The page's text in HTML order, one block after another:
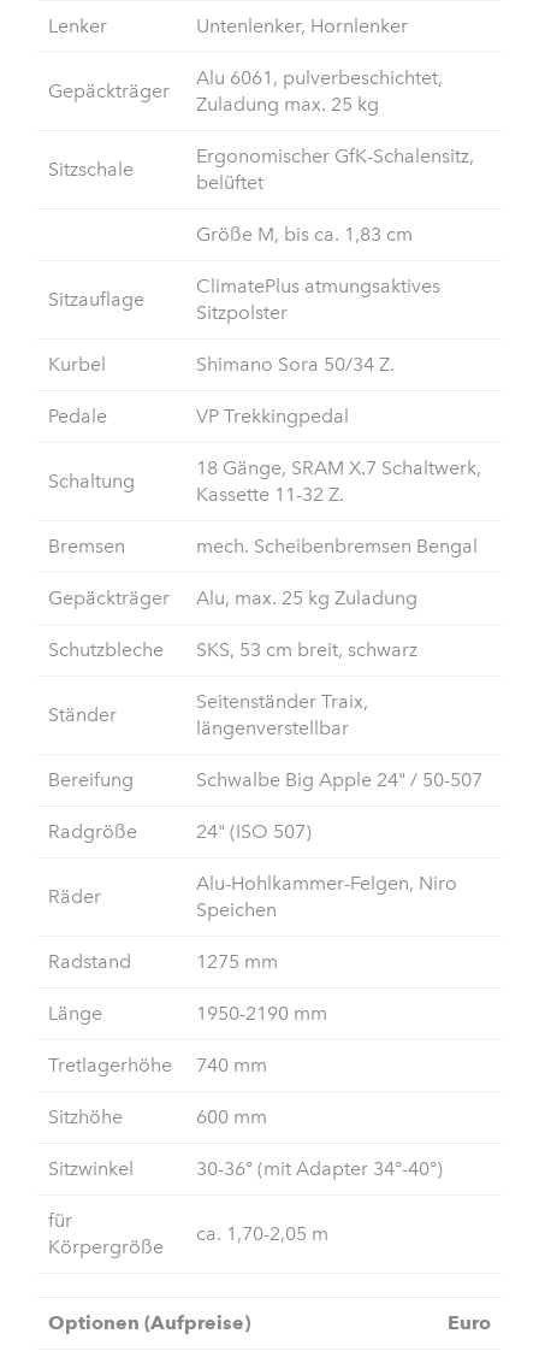
Lenker Untenlenker, Hornlenker
Gepäckträger
Alu 6061, pulverbeschichtet,
Zuladung max. 25 kg
Sitzschale
Ergonomischer GfK-Schalensitz,
belüftet
Größe M, bis ca. 1,83 cm
Sitzauflage
ClimatePlus atmungsaktives
Sitzpolster
Kurbel Shimano Sora 50/34 Z.
Pedale VP Trekkingpedal
Schaltung
18 Gänge, SRAM X.7 Schaltwerk,
Kassette 11-32 Z.
Bremsen mech. Scheibenbremsen Bengal
Gepäckträger Alu, max. 25 kg Zuladung
Schutzbleche SKS, 53 cm breit, schwarz
Ständer
Seitenständer Traix,
längenverstellbar
Bereifung Schwalbe Big Apple 24" / 50-507
Radgröße 24" (ISO 507)
Räder
Alu-Hohlkammer-Felgen, Niro
Speichen
Radstand 1275 mm
Länge 1950-2190 mm
Tretlagerhöhe 740 mm
Sitzhöhe 600 mm
Sitzwinkel 30-36° (mit Adapter 34°-40°)
für
Körpergröße
ca. 1,70-2,05 m
Optionen (Aufpreise) Euro